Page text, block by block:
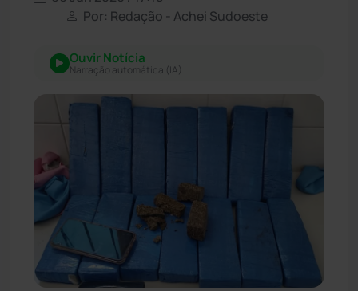
Por: Redação - Achei Sudoeste
Ouvir Notícia
Narração automática (IA)